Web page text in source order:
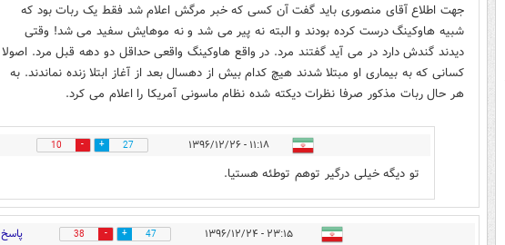
جهت اطلاع آقای منصوری باید گفت آن کسی که خبر مرگش اعلام شد فقط یک ربات بود که
شبیه هاوکینگ درست کرده بودند و البته نه پیر می شد و نه موهایش سفید می شد! وقتی
دیدند گندش دارد در می آید گفتند مرد. در واقع هاوکینگ واقعی حداقل دو دهه قبل مرد. اصولا
کسانی که به بیماری او مبتلا شدند هیچ کدام بیش از دهسال بعد از آغاز ابتلا زنده نماندند. به
هر حال ربات مذکور صرفا نظرات دیکته شده نظام ماسونی آمریکا را اعلام می کرد.
۱۱:۱۸ - ۱۳۹۶/۱۲/۲۶ 27
10
تو دیگه خیلی درگیر توهم توطئه هستیا.
۲۳:۱۵ - ۱۳۹۶/۱۲/۲۴ 47
38 پاسخ